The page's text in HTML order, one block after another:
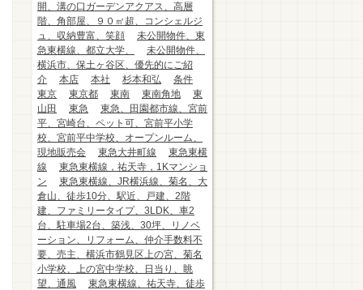
開、溝の口ガーデンアクアス、高層
階、角部屋、９０㎡超、コンシェルジ
ュ、収納豊富、笑顔
未公開物件、東
急東横線、都立大学、
未公開物件、
横浜市、保土ヶ谷区、優先的にご紹
介
本店 本社 杉本和弘
条件
東京
東京都 東南 東南角地
東
山田
東急
東急、田園都市線、宮前
平、宮崎台、ペット可、宮前平小学
校、宮前平中学校、オープンルーム、
現地販売会
東急大井町線
東急東横
線
東急東横線，祐天寺，1Kマンショ
ン
東急東横線、JR横浜線、菊名、大
倉山、徒歩10分、駅近、戸建、2階
建、ファミリータイプ、3LDK、車2
台、駐車場2台、築浅、30坪、リノベ
ーション、リフォーム、仲介手数料不
要、売主、横浜市鶴見区上の宮、菊名
小学校、上の宮中学校、日当り、眺
望、通風
東急東横線、祐天寺、徒歩